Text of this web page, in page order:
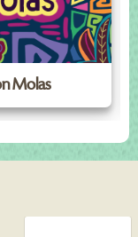
Molas